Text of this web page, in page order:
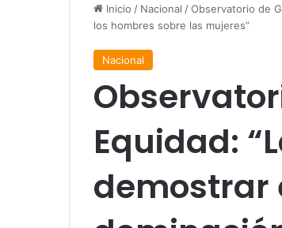
Inicio / Nacional /Observatorio de
los hombres sobre las mujeres”
Nacional
Equidad:
demostrar